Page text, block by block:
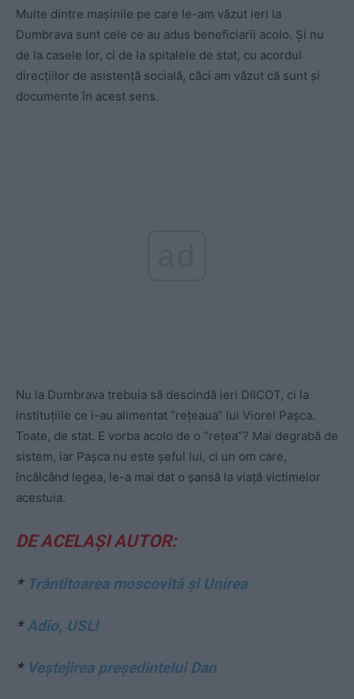
Multe dintre mașinile pe care le-am văzut ieri la
Dumbrava sunt cele ce au adus beneficiarii acolo. Și nu
de la casele lor, ci de la spitalele de stat, cu acordul
direcțiilor de asistență socială, căci am văzut că sunt și
documente în acest sens.
Nu la Dumbrava trebuia să descindă ieri DIICOT, ci la
instituțiile ce i-au alimentat ”rețeaua” lui Viorel Pașca.
Toate, de stat. E vorba acolo de o ”rețea”? Mai degrabă de
sistem, iar Pașca nu este șeful lui, ci un om care,
încălcând legea, le-a mai dat o șansă la viață victimelor
acestuia.
DE ACELAȘI AUTOR:
* Trântitoarea moscovită și Unirea
*Adio, USL!
* Veștejirea președintelui Dan